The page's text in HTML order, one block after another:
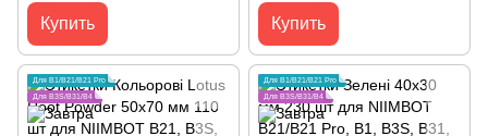
Купить Купить
Для B1/B21/B21 Pro
Для B3S/B31/B4
Для B1/B21/B21 Pro
Для B3S/B31/B4